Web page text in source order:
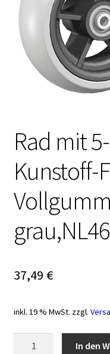
Rad mit
Kunstoff-
grau,NL46
37,49 €
inkl. 19 % MwSt. zzgl.
In den